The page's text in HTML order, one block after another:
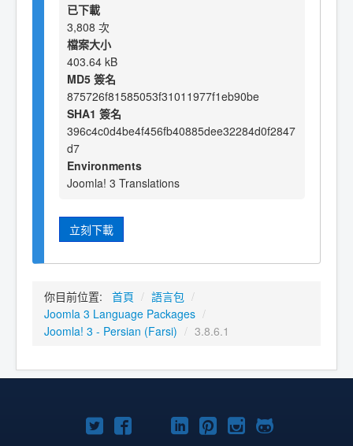
已下載
3,808 次
檔案大小
403.64 kB
MD5 簽名
875726f81585053f31011977f1eb90be
SHA1 簽名
396c4c0d4be4f456fb40885dee32284d0f2847
d7
Environments
Joomla! 3 Translations
立刻下載
你目前位置: 首頁 / 語言包 /
Joomla 3 Language Packages /
Joomla! 3 - Persian (Farsi) / 3.8.6.1
TwitterFacebookYouTube
Linkedln
Pinterest
Instagram
GitHub